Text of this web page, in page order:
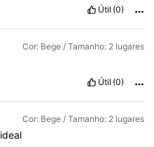
Útil (0)
Cor: Bege / Tamanho: 2 lugares
Útil (0)
Cor: Bege / Tamanho: 2 lugares
ideal